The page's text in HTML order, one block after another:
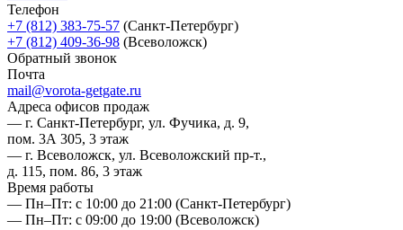
Телефон
+7 (812) 383-75-57 (Санкт-Петербург)
+7 (812) 409-36-98 (Всеволожск)
Обратный звонок
Почта
mail@vorota-getgate.ru
Адреса офисов продаж
— г. Санкт-Петербург, ул. Фучика, д. 9,
пом. 3А 305, 3 этаж
— г. Всеволожск, ул. Всеволожский пр-т.,
д. 115, пом. 86, 3 этаж
Время работы
— Пн–Пт: с 10:00 до 21:00 (Санкт-Петербург)
— Пн–Пт: с 09:00 до 19:00 (Всеволожск)